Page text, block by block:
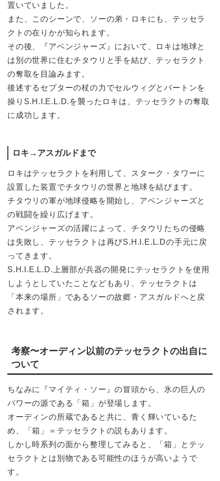
置いていました。
また、このシーンで、ソーの弟・ロキにも、テッセラ
クトの在りかが知られます。
その後、『アベンジャーズ』において、ロキは地球と
は別の世界に住むチタウリと手を結び、テッセラクト
の奪取を目論みます。
後述するセプターの杖の力でセルウィグとバートンを
操りS.H.I.E.L.D.を襲ったロキは、テッセラクトの奪取
に成功します。
ロキ→アスガルドまで
ロキはテッセラクトを利用して、スターク・タワーに
設置した装置でチタウリの世界と地球を結びます。
チタウリの軍が地球侵略を開始し、アベンジャーズと
の戦闘を繰り広げます。
アベンジャーズの活躍によって、チタウリたちの侵略
は失敗し、テッセラクトは再びS.H.I.E.L.Dの手元に戻
ってきます。
S.H.I.E.L.D.上層部が兵器の開発にテッセラクトを使用
しようとしていたことなどもあり、テッセラクトは
「本来の場所」であるソーの故郷・アスガルドへと戻
されます。
考察〜オーディン以前のテッセラクトの出自に
ついて
ちなみに『マイティ・ソー』の冒頭から、氷の巨人の
パワーの源である「箱」が登場します。
オーディンの所蔵であると共に、青く輝いているた
め、「箱」＝テッセラクトの説もあります。
しかし時系列の面から整理してみると、「箱」とテッ
セラクトとは別物である可能性のほうが高いようで
す。